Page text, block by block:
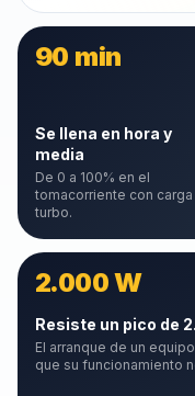
90 min
Se llena en hora y
media
De 0 a 100% en el
tomacorriente con carga
turbo.
2.000 W
Resiste un pico de
El arranque de un
que su funcionamiento